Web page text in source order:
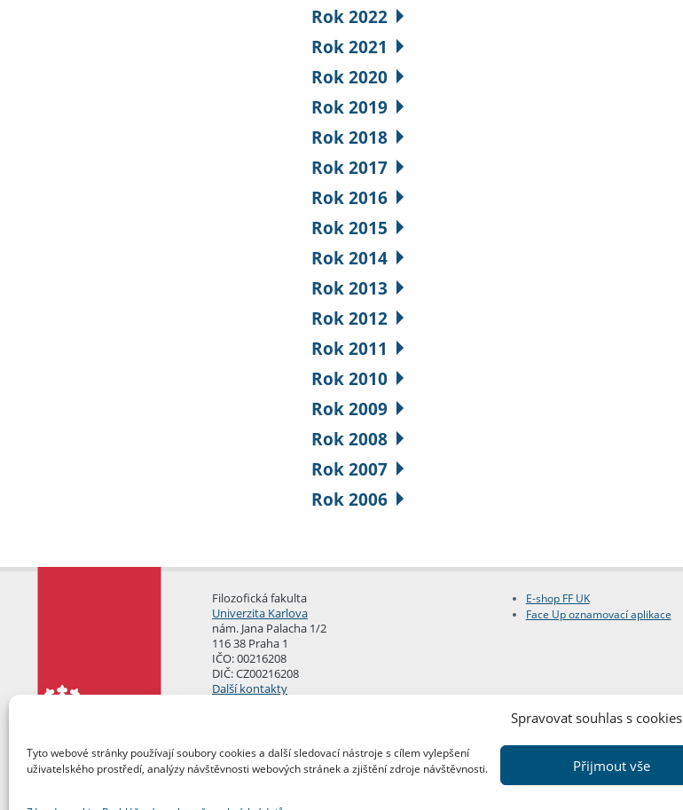
Spravovat souhlas s cookies
Tyto webové stránky používají soubory cookies a další sledovací nástroje s cílem vylepšení
uživatelského prostředí, analýzy návštěvnosti webových stránek a zjištění zdroje návštěvnosti.
Přijmout vše
Rok 2022
Rok 2021
Rok 2020
Rok 2019
Rok 2018
Rok 2017
Rok 2016
Rok 2015
Rok 2014
Rok 2013
Rok 2012
Rok 2011
Rok 2010
Rok 2009
Rok 2008
Rok 2007
Rok 2006
Filozofická fakulta
Univerzita Karlova
nám. Jana Palacha 1/2
116 38 Praha 1
IČO: 00216208
DIČ: CZ00216208
Další kontakty
E-shop FF UK
Face Up oznamovací aplikace